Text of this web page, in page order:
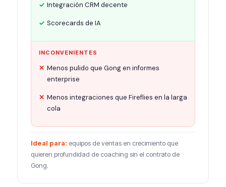
Integración CRM decente
Scorecards de IA
INCONVENIENTES
Menos pulido que Gong en informes
enterprise
Menos integraciones que Fireflies en la larga
cola
Ideal para: equipos de ventas en crecimiento que
quieren profundidad de coaching sin el contrato de
Gong.